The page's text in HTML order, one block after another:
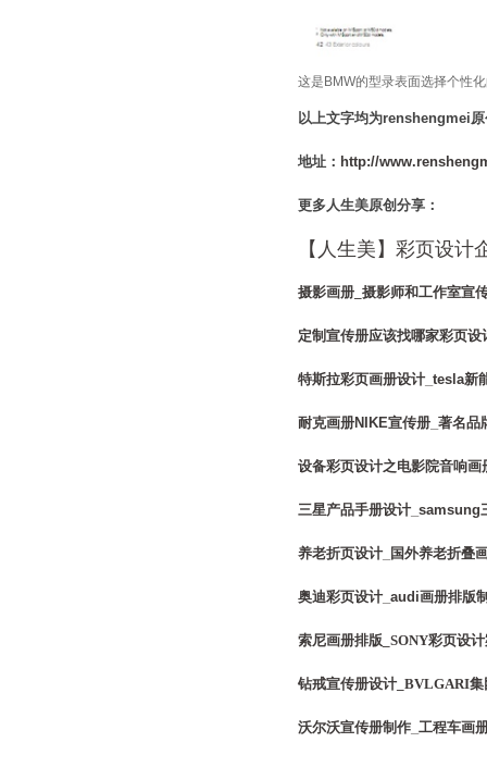
这是BMW的型录表面选择个性
以上文字均为renshengmei
地址： http://
更多人生美原创分享：
【人生美】彩页设
摄影画册_摄影师和工作室宣
定制宣传册应该找哪家彩页
特斯拉彩页画册设计_tesla新
耐克画册NIKE宣传册_著名
设备彩页设计之电影院音响
三星产品手册设计_samsung
养老折页设计_国外养老折叠
奥迪彩页设计_audi画册排版
索尼画册排版_SONY彩页设
钻戒宣传册设计_BVLGARI
沃尔沃宣传册制作_工程车画